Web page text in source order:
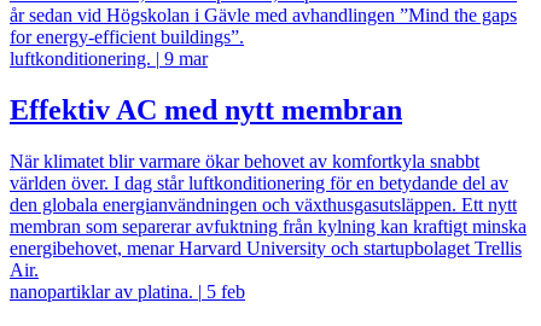
år sedan vid Högskolan i Gävle med avhandlingen ”Mind the gaps
for energy-efficient buildings”.
luftkonditionering. | 9 mar
Effektiv AC med nytt membran
När klimatet blir varmare ökar behovet av komfortkyla snabbt
världen över. I dag står luftkonditionering för en betydande del av
den globala energianvändningen och växthusgasutsläppen. Ett nytt
membran som separerar avfuktning från kylning kan kraftigt minska
energibehovet, menar Harvard University och startupbolaget Trellis
Air.
nanopartiklar av platina. | 5 feb